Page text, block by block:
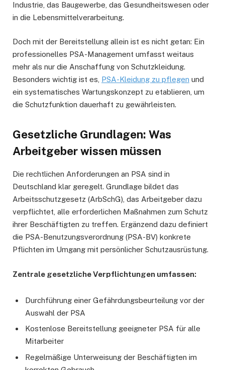
Industrie, das Baugewerbe, das Gesundheitswesen oder
in die Lebensmittelverarbeitung.
Doch mit der Bereitstellung allein ist es nicht getan: Ein
professionelles PSA-Management umfasst weitaus
mehr als nur die Anschaffung von Schutzkleidung.
Besonders wichtig ist es, PSA-Kleidung zu pflegen und
ein systematisches Wartungskonzept zu etablieren, um
die Schutzfunktion dauerhaft zu gewährleisten.
Gesetzliche Grundlagen: Was
Arbeitgeber wissen müssen
Die rechtlichen Anforderungen an PSA sind in
Deutschland klar geregelt. Grundlage bildet das
Arbeitsschutzgesetz (ArbSchG), das Arbeitgeber dazu
verpflichtet, alle erforderlichen Maßnahmen zum Schutz
ihrer Beschäftigten zu treffen. Ergänzend dazu definiert
die PSA-Benutzungsverordnung (PSA-BV) konkrete
Pflichten im Umgang mit persönlicher Schutzausrüstung.
Zentrale gesetzliche Verpflichtungen umfassen:
Durchführung einer Gefährdungsbeurteilung vor der
Auswahl der PSA
Kostenlose Bereitstellung geeigneter PSA für alle
Mitarbeiter
Regelmäßige Unterweisung der Beschäftigten im